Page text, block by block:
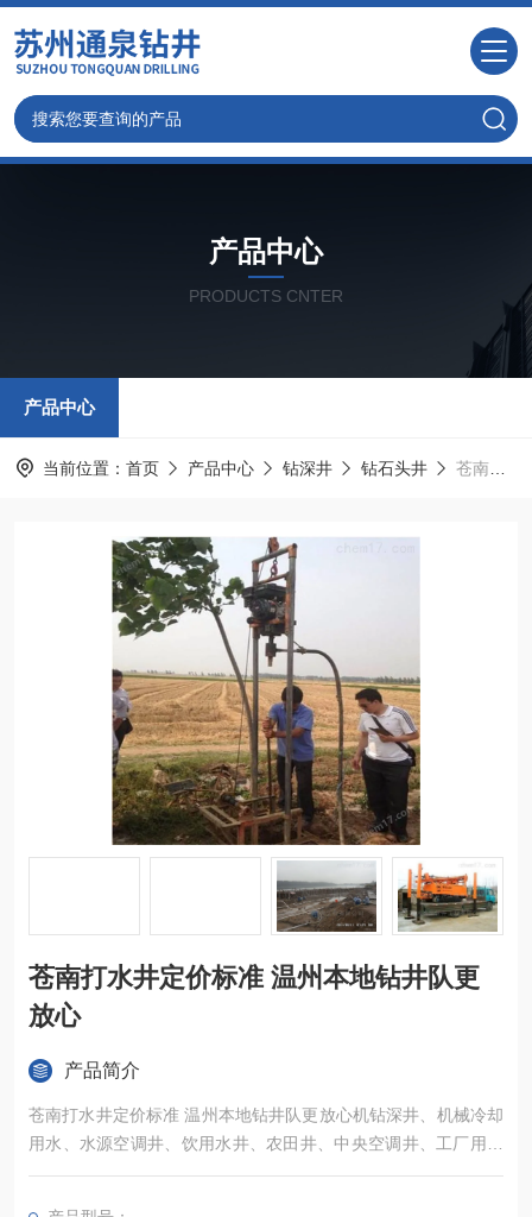
产品中心
PRODUCTS CNTER
产品中心
当前位置： 首页 产品中心 钻深井 钻石头井 苍南打水井定价标准 温州本地钻井队更放心
苍南打水井定价标准 温州本地钻井队更
放心
产品简介
苍南打水井定价标准 温州本地钻井队更放心机钻深井、机械冷却
用水、水源空调井、饮用水井、农田井、中央空调井、工厂用水
井、旧井改造、维修深井泵，用水量可根据贵公司需求定做。工